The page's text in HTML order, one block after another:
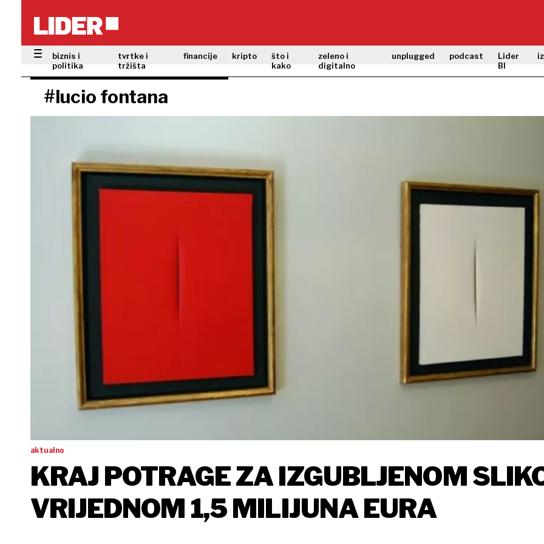
biznis i
politika
tvrtke i
tržišta
financije kripto
što i
kako
zeleno i
digitalno
unplugged podcast
Lider
BI
#lucio fontana
aktualno
KRAJ POTRAGE ZA IZGUBLJENOM
VRIJEDNOM 1,5 MILIJUNA EURA